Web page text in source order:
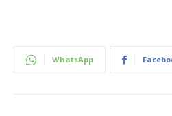
WhatsApp